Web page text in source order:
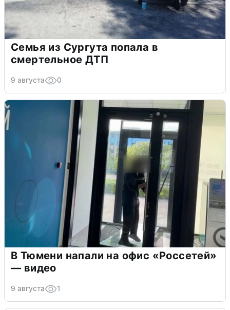
Семья из Сургута попала в
смертельное ДТП
9 августа 0
В Тюмени напали на офис «Россетей»
— видео
9 августа 1